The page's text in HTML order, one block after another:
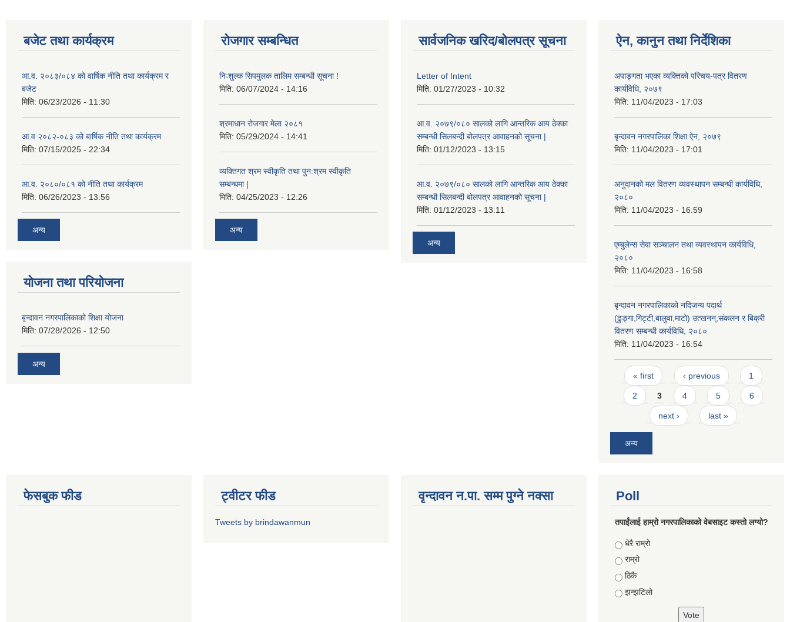
बजेट तथा कार्यक्रम
आ.व. २०८३/०८४ को वार्षिक नीति तथा कार्यक्रम र
बजेट
मिति: 06/23/2026 - 11:30
आ.व २०८२-०८३ को बार्षिक नीति तथा कार्यक्रम
मिति: 07/15/2025 - 22:34
आ.व. २०८०/०८१ को नीति तथा कार्यक्रम
मिति: 06/26/2023 - 13:56
अन्य
योजना तथा परियोजना
बृन्दावन नगरपालिकाको शिक्षा योजना
मिति: 07/28/2026 - 12:50
अन्य
रोजगार सम्बन्धित
निःशुल्क सिपमुलक तालिम सम्बन्धी सूचना !
मिति: 06/07/2024 - 14:16
श्रमाधान रोजगार मेला २०८१
मिति: 05/29/2024 - 14:41
व्यक्तिगत श्रम स्वीकृति तथा पुन:श्रम स्वीकृति
सम्बन्धमा |
मिति: 04/25/2023 - 12:26
अन्य
सार्वजनिक खरिद/बोलपत्र सूचना
Letter of Intent
मिति: 01/27/2023 - 10:32
आ.व. २०७९/०८० सालको लागि आन्तरिक आय ठेक्का
सम्बन्धी सिलबन्दी बोलपत्र आवाहनको सूचना |
मिति: 01/12/2023 - 13:15
आ.व. २०७९/०८० सालको लागि आन्तरिक आय ठेक्का
सम्बन्धी सिलबन्दी बोलपत्र आवाहनको सूचना |
मिति: 01/12/2023 - 13:11
अन्य
ऐन, कानुन तथा निर्देशिका
अपाङ्गता भएका व्यक्तिको परिचय-पत्र वितरण
कार्यविधि, २०७९
मिति: 11/04/2023 - 17:03
बृन्दावन नगरपालिका शिक्षा ऐन, २०७९
मिति: 11/04/2023 - 17:01
अनुदानको मल वितरण व्यवस्थापन सम्बन्धी कार्यविधि,
२०८०
मिति: 11/04/2023 - 16:59
एम्बुलेन्स सेवा सञ्चालन तथा व्यवस्थापन कार्यविधि,
२०८०
मिति: 11/04/2023 - 16:58
बृन्दावन नगरपालिकाको नदिजन्य पदार्थ
(ढुङ्गा,गिट्टी,बालुवा,माटो) उत्खनन्,संकलन र बिक्री
वितरण सम्बन्धी कार्यविधि, २०८०
मिति: 11/04/2023 - 16:54
Pages
« first ‹ previous 1
2 3 4 5 6
next › last »
अन्य
फेसबुक फीड ट्वीटर फीड
Tweets by brindawanmun
वृन्दावन न.पा. सम्म पुग्ने नक्सा Poll
तपाईंलाई हाम्रो नगरपालिकाको वेबसाइट कस्तो लग्यो?
Choices
धेरै राम्रो
राम्रो
ठिकै
झन्झटिलो